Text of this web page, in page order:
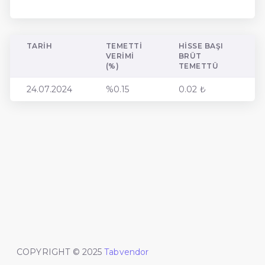
TARIH
TEMETTI
VERIMI
(%)
HISSE BAŞI
BRÜT
TEMETTÜ
24.07.2024 %0.15 0.02 ₺
COPYRIGHT © 2025 Tabvendor